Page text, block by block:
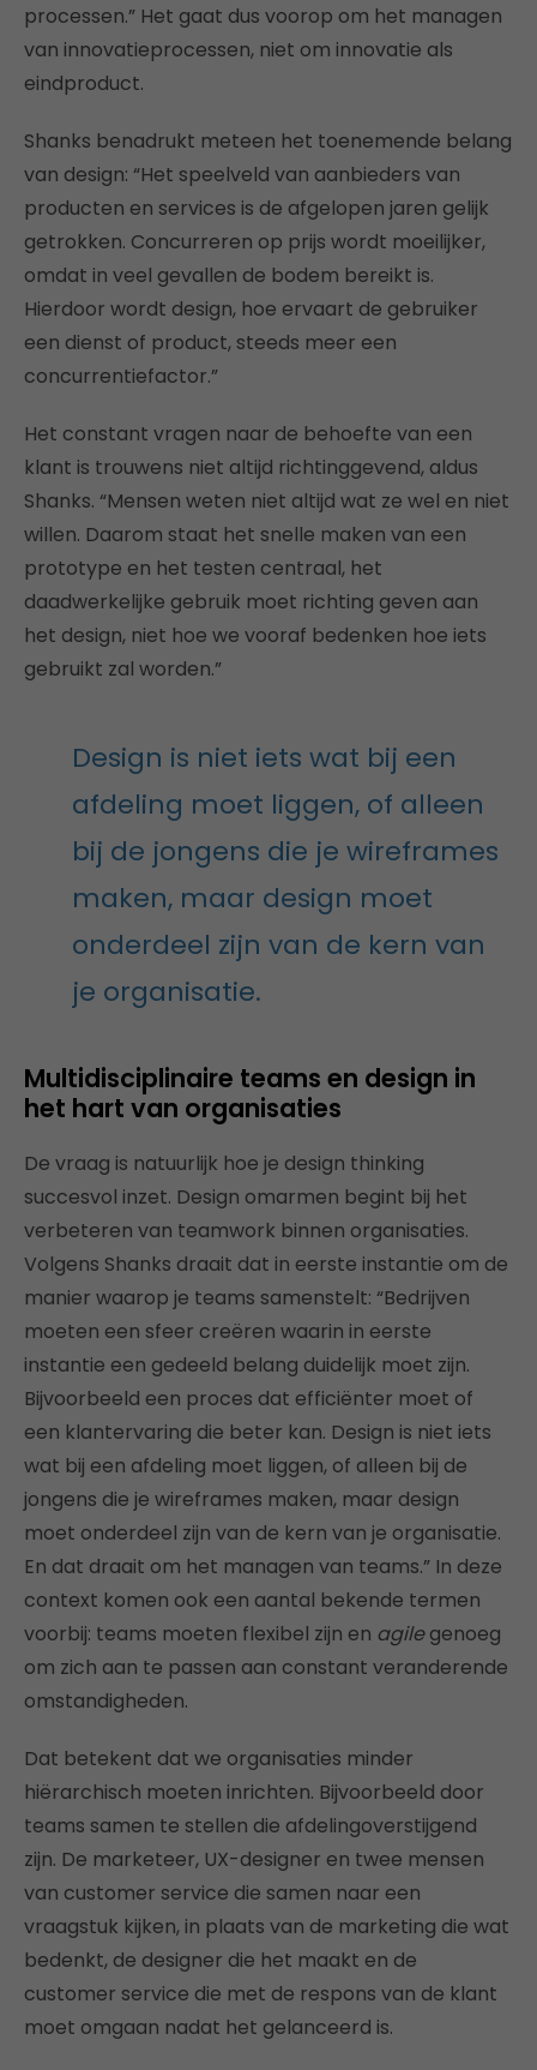
processen.” Het gaat dus voorop om het managen
van innovatieprocessen, niet om innovatie als
eindproduct.
Shanks benadrukt meteen het toenemende belang
van design: “Het speelveld van aanbieders van
producten en services is de afgelopen jaren gelijk
getrokken. Concurreren op prijs wordt moeilijker,
omdat in veel gevallen de bodem bereikt is.
Hierdoor wordt design, hoe ervaart de gebruiker
een dienst of product, steeds meer een
concurrentiefactor.”
Het constant vragen naar de behoefte van een
klant is trouwens niet altijd richtinggevend, aldus
Shanks. “Mensen weten niet altijd wat ze wel en niet
willen. Daarom staat het snelle maken van een
prototype en het testen centraal, het
daadwerkelijke gebruik moet richting geven aan
het design, niet hoe we vooraf bedenken hoe iets
gebruikt zal worden.”
Design is niet iets wat bij een
afdeling moet liggen, of alleen
bij de jongens die je wireframes
maken, maar design moet
onderdeel zijn van de kern van
je organisatie.
Multidisciplinaire teams en design in
het hart van organisaties
De vraag is natuurlijk hoe je design thinking
succesvol inzet. Design omarmen begint bij het
verbeteren van teamwork binnen organisaties.
Volgens Shanks draait dat in eerste instantie om de
manier waarop je teams samenstelt: “Bedrijven
moeten een sfeer creëren waarin in eerste
instantie een gedeeld belang duidelijk moet zijn.
Bijvoorbeeld een proces dat efficiënter moet of
een klantervaring die beter kan. Design is niet iets
wat bij een afdeling moet liggen, of alleen bij de
jongens die je wireframes maken, maar design
moet onderdeel zijn van de kern van je organisatie.
En dat draait om het managen van teams.” In deze
context komen ook een aantal bekende termen
voorbij: teams moeten flexibel zijn en agilegenoeg
om zich aan te passen aan constant veranderende
omstandigheden.
Dat betekent dat we organisaties minder
hiërarchisch moeten inrichten. Bijvoorbeeld door
teams samen te stellen die afdelingoverstijgend
zijn. De marketeer, UX-designer en twee mensen
van customer service die samen naar een
vraagstuk kijken, in plaats van de marketing die wat
bedenkt, de designer die het maakt en de
customer service die met de respons van de klant
moet omgaan nadat het gelanceerd is.